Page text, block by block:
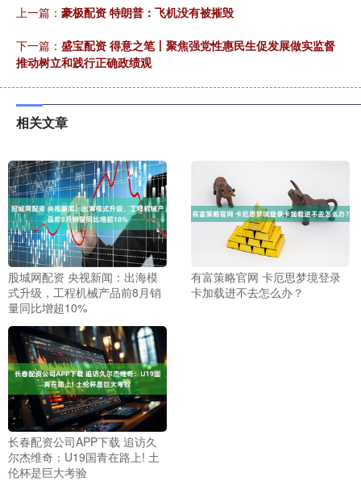
上一篇： 豪极配资 特朗普：飞机没有被摧毁
下一篇： 盛宝配资 得意之笔丨聚焦强党性惠民生促发展做实监督
推动树立和践行正确政绩观
相关文章
股城网配资 央视新闻：出海模
式升级，工程机械产品前8月销
量同比增超10%
有富策略官网 卡厄思梦境登录
卡加载进不去怎么办？
长春配资公司APP下载 追访久
尔杰维奇：U19国青在路上! 土
伦杯是巨大考验